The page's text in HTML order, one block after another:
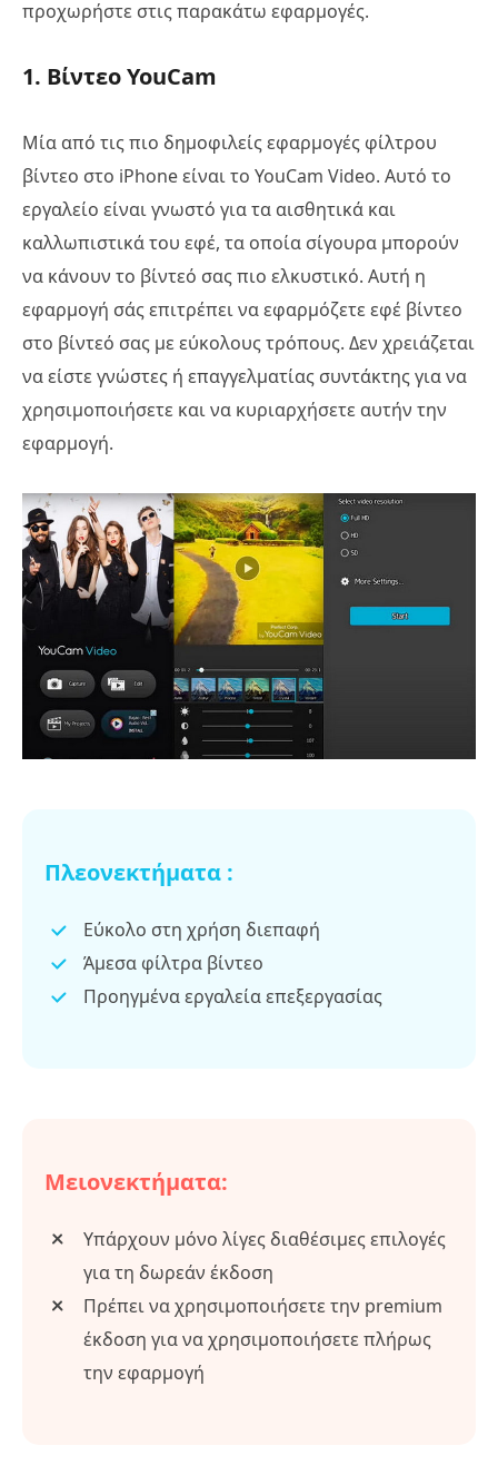
προχωρήστε στις παρακάτω εφαρμογές.
1. Βίντεο YouCam
Μία από τις πιο δημοφιλείς εφαρμογές φίλτρου
βίντεο στο iPhone είναι το YouCam Video. Αυτό το
εργαλείο είναι γνωστό για τα αισθητικά και
καλλωπιστικά του εφέ, τα οποία σίγουρα μπορούν
να κάνουν το βίντεό σας πιο ελκυστικό. Αυτή η
εφαρμογή σάς επιτρέπει να εφαρμόζετε εφέ βίντεο
στο βίντεό σας με εύκολους τρόπους. Δεν χρειάζεται
να είστε γνώστες ή επαγγελματίας συντάκτης για να
χρησιμοποιήσετε και να κυριαρχήσετε αυτήν την
εφαρμογή.
Πλεονεκτήματα :
Εύκολο στη χρήση διεπαφή
Άμεσα φίλτρα βίντεο
Προηγμένα εργαλεία επεξεργασίας
Μειονεκτήματα:
Υπάρχουν μόνο λίγες διαθέσιμες επιλογές
για τη δωρεάν έκδοση
Πρέπει να χρησιμοποιήσετε την premium
έκδοση για να χρησιμοποιήσετε πλήρως
την εφαρμογή